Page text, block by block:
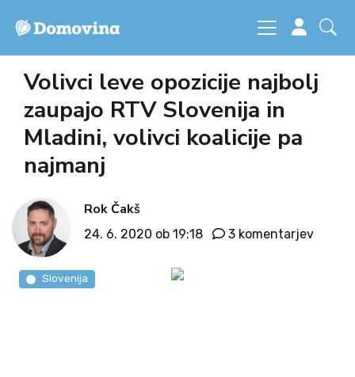
Volivci leve opozicije najbolj
zaupajo RTV Slovenija in
Mladini, volivci koalicije pa
najmanj
Rok Čakš
24. 6. 2020 ob 19:18 3 komentarjev
Slovenija